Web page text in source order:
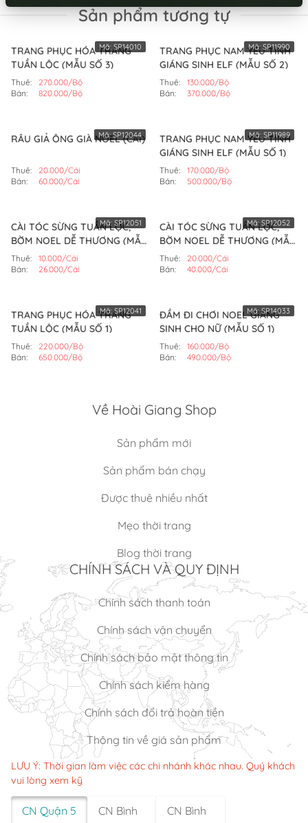
Sản phẩm tương tự
TRANG PHỤC HÓA TRANG
TUẦN LỘC (MẪU SỐ 3)
Thuê:
270.000/Bộ
Bán:
820.000/Bộ
Mã: SP14010
TRANG PHỤC NAM YÊU TINH
GIÁNG SINH ELF (MẪU SỐ 2)
Thuê:
130.000/Bộ
Bán:
370.000/Bộ
Mã: SP11990
RÂU GIẢ ÔNG GIÀ NOEL (CÁI)
Thuê:
20.000/Cái
Bán:
60.000/Cái
Mã:SP12044
TRANG PHỤC NAM YÊU TINH
GIÁNG SINH ELF (MẪU SỐ 1)
Thuê:
170.000/Bộ
Bán:
500.000/Bộ
Mã: SP11989
CÀI TÓC SỪNG TUẦN LỘC,
BỜM NOEL DỄ THƯƠNG (MẪU
SỐ 1)
Thuê:
10.000/Cái
Bán:
26.000/Cái
Mã: SP12051
CÀI TÓC SỪNG TUẦN LỘC,
BỜM NOEL DỄ THƯƠNG (MẪU
SỐ 2)
Thuê:
20.000/Cái
Bán:
40.000/Cái
Mã:SP12052
TRANG PHỤC HÓA TRANG
TUẦN LỘC (MẪU SỐ 1)
Thuê:
220.000/Bộ
Bán:
650.000/Bộ
Mã:SP12041
ĐẦM ĐI CHƠI NOEL GIÁNG
SINH CHO NỮ (MẪU SỐ 1)
Thuê:
160.000/Bộ
Bán:
490.000/Bộ
Mã: SP14033
Về Hoài Giang Shop
Sản phẩm mới
Sản phẩm bán chạy
Được thuê nhiều nhất
Mẹo thời trang
Blog thời trang
CHÍNH SÁCH VÀ QUY ĐỊNH
Chính sách thanh toán
Chính sách vận chuyển
Chính sách bảo mật thông tin
Chính sách kiểm hàng
Chính sách đổi trả hoàn tiền
Thông tin về giá sản phẩm
LƯU Ý: Thời gian làm việc các chi nhánh khác nhau. Quý khách
vui lòng xem kỹ
CN Quận 5
CN Bình
CN Bình